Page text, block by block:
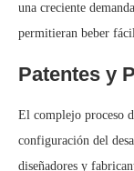
una creciente
permitieran beber
Patentes y
El complejo proceso
configuración del
diseñadores y